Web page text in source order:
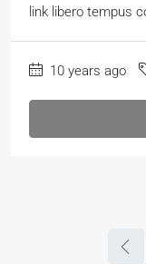
link libero tempus
10 years ago